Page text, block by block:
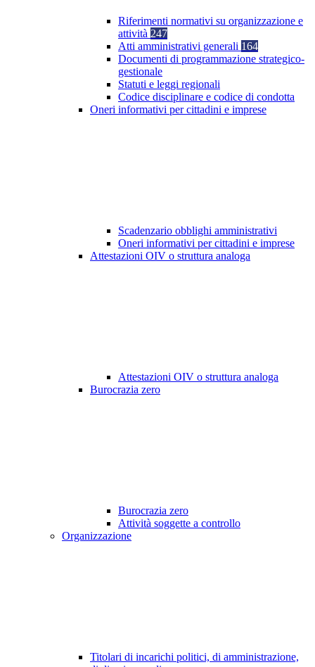
Riferimenti normativi su organizzazione e
attività 247
Atti amministrativi generali 164
Documenti di programmazione strategico-
gestionale
Statuti e leggi regionali
Codice disciplinare e codice di condotta
Oneri informativi per cittadini e imprese
Scadenzario obblighi amministrativi
Oneri informativi per cittadini e imprese
Attestazioni OIV o struttura analoga
Attestazioni OIV o struttura analoga
Burocrazia zero
Burocrazia zero
Attività soggette a controllo
Organizzazione
Titolari di incarichi politici, di amministrazione,